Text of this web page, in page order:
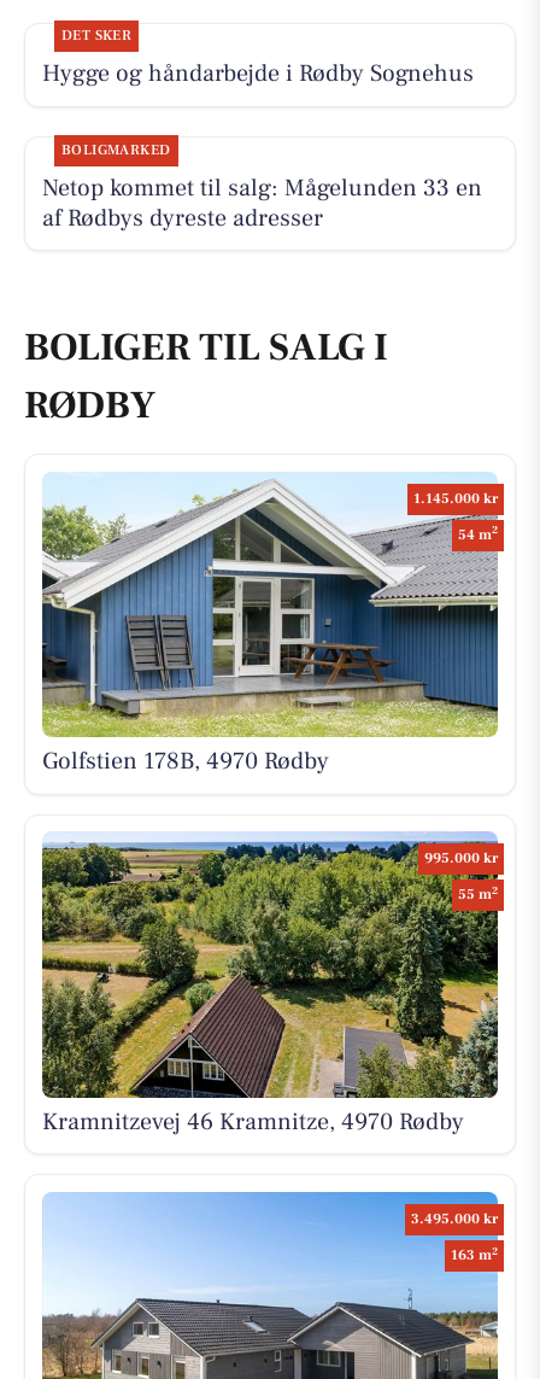
DET SKER
Hygge og håndarbejde i Rødby Sognehus
BOLIGMARKED
Netop kommet til salg: Mågelunden 33 en
af Rødbys dyreste adresser
BOLIGER TIL SALG I
RØDBY
1.145.000 kr
54 m2
Golfstien 178B, 4970 Rødby
995.000 kr
55 m2
Kramnitzevej 46 Kramnitze, 4970 Rødby
3.495.000 kr
163 m2